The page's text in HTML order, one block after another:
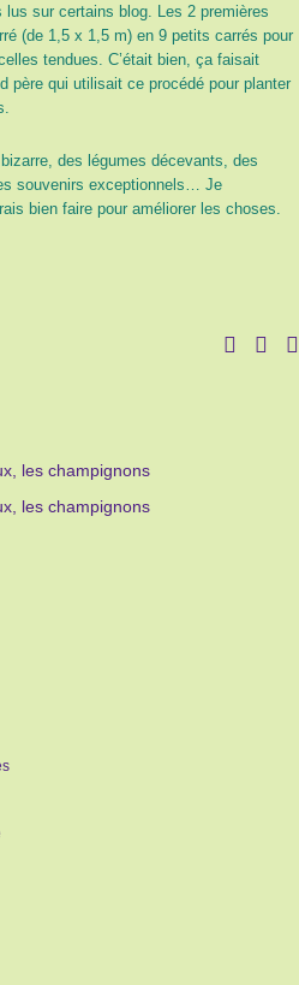
sur certains blog. Les 2 premières
(de 1,5 x 1,5 m) en 9 petits carrés pour
tendues. C’était bien, ça faisait
père qui utilisait ce procédé pour planter
des légumes décevants, des
souvenirs exceptionnels… Je
bien faire pour améliorer les choses.
les champignons
les champignons